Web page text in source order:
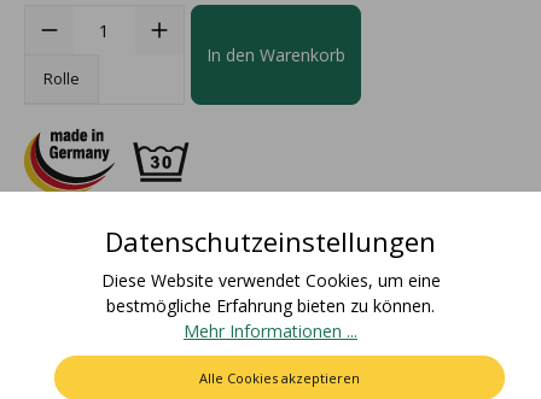
Rolle
In den Warenkorb
Beschreibung
Materialzusammensetzung: 100% PolyesterZolltarifnummer:
58063210Ursprungsland: DeutschlandEAN Rolle:
4015275103253Nettogewic…Mehr
Bewertungen
Datenschutzeinstellungen
Diese Website verwendet Cookies, um eine
bestmögliche Erfahrung bieten zu können.
Mehr Informationen ...
Alle Cookies akzeptieren